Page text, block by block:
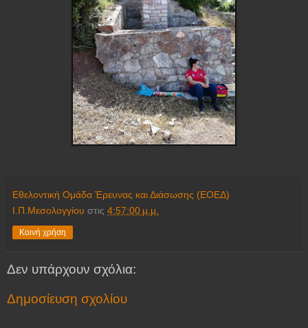
Εθελοντική Ομάδα Έρευνας και Διάσωσης (ΕΟΕΔ)
Ι.Π.Μεσολογγίου στις 4:57:00 μ.μ.
Κοινή χρήση
Δεν υπάρχουν σχόλια:
Δημοσίευση σχολίου